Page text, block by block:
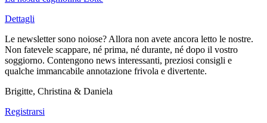
Dettagli
Le newsletter sono noiose? Allora non avete ancora letto le nostre.
Non fatevele scappare, né prima, né durante, né dopo il vostro
soggiorno. Contengono news interessanti, preziosi consigli e
qualche immancabile annotazione frivola e divertente.
Brigitte, Christina & Daniela
Registrarsi